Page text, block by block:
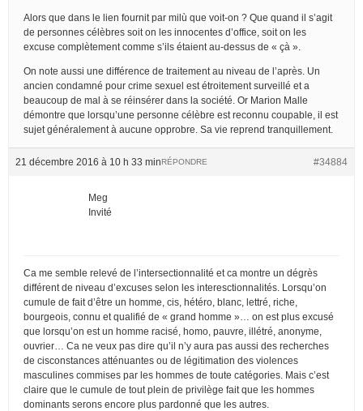
Alors que dans le lien fournit par milù que voit-on ? Que quand il s’agit
de personnes célèbres soit on les innocentes d’office, soit on les
excuse complètement comme s’ils étaient au-dessus de « çà ».
On note aussi une différence de traitement au niveau de l’après. Un
ancien condamné pour crime sexuel est étroitement surveillé et a
beaucoup de mal à se réinsérer dans la société. Or Marion Malle
démontre que lorsqu’une personne célèbre est reconnu coupable, il est
sujet généralement à aucune opprobre. Sa vie reprend tranquillement.
21 décembre 2016 à 10 h 33 min #34884
RÉPONDRE
Meg
Invité
Ca me semble relevé de l’intersectionnalité et ca montre un dégrès
différent de niveau d’excuses selon les interesctionnalités. Lorsqu’on
cumule de fait d’être un homme, cis, hétéro, blanc, lettré, riche,
bourgeois, connu et qualifié de « grand homme »… on est plus excusé
que lorsqu’on est un homme racisé, homo, pauvre, illétré, anonyme,
ouvrier… Ca ne veux pas dire qu’il n’y aura pas aussi des recherches
de cisconstances atténuantes ou de légitimation des violences
masculines commises par les hommes de toute catégories. Mais c’est
claire que le cumule de tout plein de privilège fait que les hommes
dominants serons encore plus pardonné que les autres.